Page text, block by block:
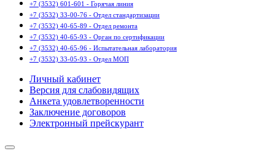
+7 (3532) 601-601 - Горячая линия
+7 (3532) 33-00-76 - Отдел стандартизации
+7 (3532) 40-65-89 - Отдел ремонта
+7 (3532) 40-65-93 - Орган по сертификации
+7 (3532) 40-65-96 - Испытательная лаборатория
+7 (3532) 33-05-93 - Отдел МОП
Личный кабинет
Версия для слабовидящих
Анкета удовлетворенности
Заключение договоров
Электронный прейскурант